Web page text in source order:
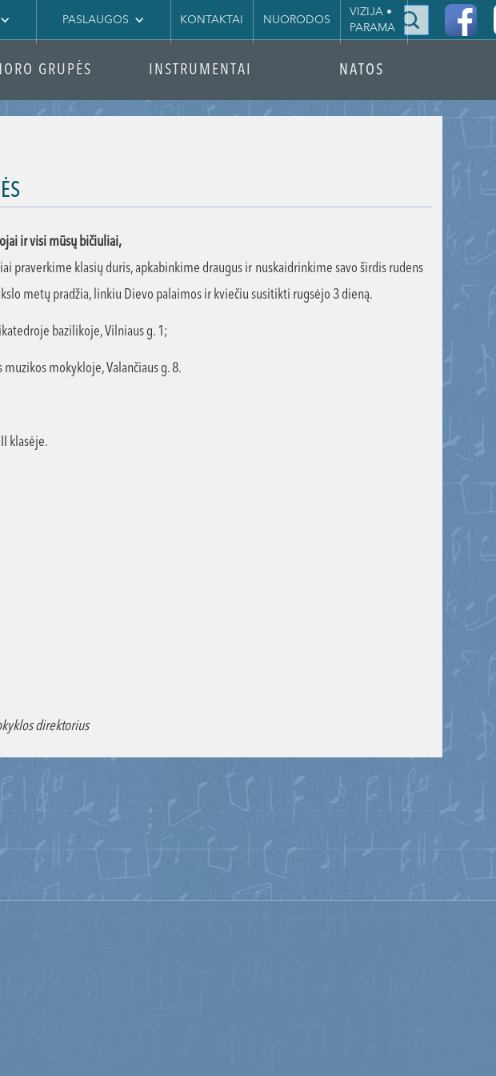
PASLAUGOS KONTAKTAI NUORODOS
VIZIJA •
PARAMA
|
GRUPĖS INSTRUMENTAI NATOS
ir visi mūsų bičiuliai,
praverkime klasių duris, apkabinkime draugus ir nuskaidrinkime savo širdis rudens
metų pradžia, linkiu Dievo palaimos ir kviečiu susitikti rugsėjo 3 dieną.
bazilikoje, Vilniaus g. 1;
mokykloje, Valančiaus g. 8.
klasėje.
direktorius